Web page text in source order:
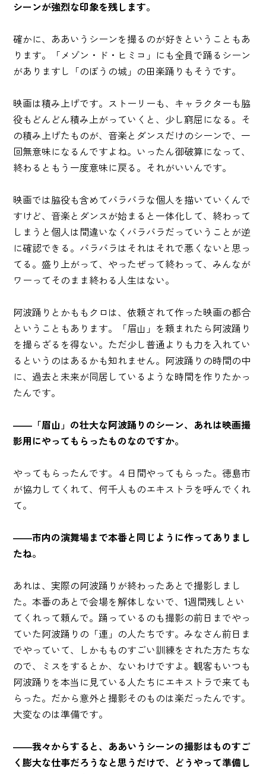
シーンが強烈な印象を残します。
確かに、ああいうシーンを撮るのが好きということもあ
ります。「メゾン・ド・ヒミコ」にも全員で踊るシーン
がありますし「のぼうの城」の田楽踊りもそうです。
映画は積み上げです。ストーリーも、キャラクターも脇
役もどんどん積み上がっていくと、少し窮屈になる。そ
の積み上げたものが、音楽とダンスだけのシーンで、一
回無意味になるんですよね。いったん御破算になって、
終わるともう一度意味に戻る。それがいいんです。
映画では脇役も含めてバラバラな個人を描いていくんで
すけど、音楽とダンスが始まると一体化して、終わって
しまうと個人は間違いなくバラバラだっていうことが逆
に確認できる。バラバラはそれはそれで悪くないと思っ
てる。盛り上がって、やったぜって終わって、みんなが
ワーってそのまま終わる人生はない。
阿波踊りとかももクロは、依頼されて作った映画の都合
ということもあります。「眉山」を頼まれたら阿波踊り
を撮らざるを得ない。ただ少し普通よりも力を入れてい
るというのはあるかも知れません。阿波踊りの時間の中
に、過去と未来が同居しているような時間を作りたかっ
たんです。
――「眉山」の壮大な阿波踊りのシーン、あれは映画撮
影用にやってもらったものなのですか。
やってもらったんです。４日間やってもらった。徳島市
が協力してくれて、何千人ものエキストラを呼んでくれ
て。
――市内の演舞場まで本番と同じように作ってありまし
たね。
あれは、実際の阿波踊りが終わったあとで撮影しまし
た。本番のあとで会場を解体しないで、1週間残しとい
てくれって頼んで。踊っているのも撮影の前日までやっ
ていた阿波踊りの「連」の人たちです。みなさん前日ま
でやっていて、しかもものすごい訓練をされた方たちな
ので、ミスをするとか、ないわけですよ。観客もいつも
阿波踊りを本当に見ている人たちにエキストラで来ても
らった。だから意外と撮影そのものは楽だったんです。
大変なのは準備です。
――我々からすると、ああいうシーンの撮影はものすご
く膨大な仕事だろうなと思うだけで、どうやって準備し